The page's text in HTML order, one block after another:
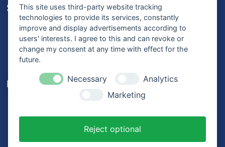
Service
Internetzugang: Bandbreiten und Verfügbarkeit
3CX-Videoanleitungen
Fernwartung
Karriere
This site uses third-party website tracking
technologies to provide its services, constantly
improve and display advertisements according to
users' interests. I agree to this and can revoke or
change my consent at any time with effect for the
future.
Necessary
Analytics
Marketing
Reject optional